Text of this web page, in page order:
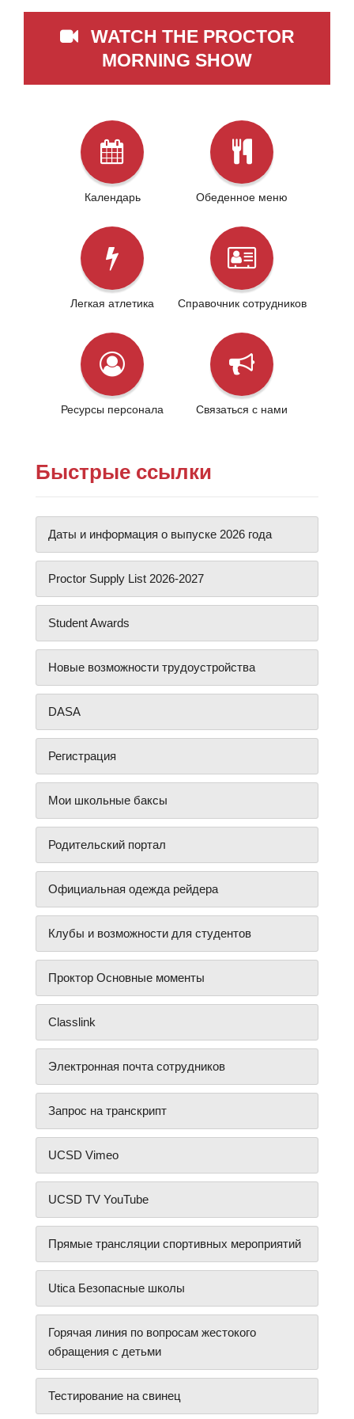
WATCH THE PROCTOR
MORNING SHOW
Календарь Обеденное меню
Легкая атлетика Справочник сотрудников
Ресурсы персонала Связаться с нами
Быстрые ссылки
Даты и информация о выпуске 2026 года
Proctor Supply List 2026-2027
Student Awards
Новые возможности трудоустройства
DASA
Регистрация
Мои школьные баксы
Родительский портал
Официальная одежда рейдера
Клубы и возможности для студентов
Проктор Основные моменты
Classlink
Электронная почта сотрудников
Запрос на транскрипт
UCSD Vimeo
UCSD TV YouTube
Прямые трансляции спортивных мероприятий
Utica Безопасные школы
Горячая линия по вопросам жестокого
обращения с детьми
Тестирование на свинец